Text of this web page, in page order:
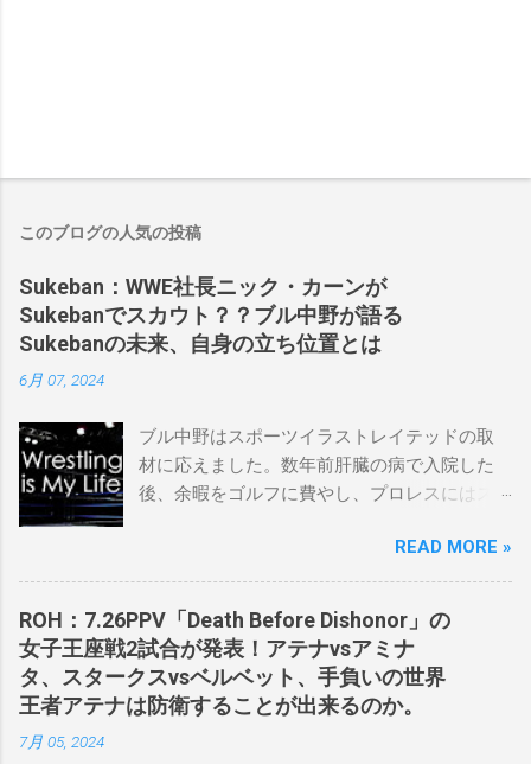
このブログの人気の投稿
Sukeban：WWE社長ニック・カーンが
Sukebanでスカウト？？ブル中野が語る
Sukebanの未来、自身の立ち位置とは
6月 07, 2024
ブル中野はスポーツイラストレイテッドの取
材に応えました。数年前肝臓の病で入院した
後、余暇をゴルフに費やし、プロレスにはス
ました。なお、新しいプロモーションは無限
の可能性に満ちており、先日WWEのニック・
カーン社長にスカウトされました。 「私は
2023年にスケバンのコミッショナーに任命さ
れました。スケバンの醍醐味は、日本独自の
文化の過去、現在、未来をリング上で見るこ
とができることです。何十年も前のスケバン
READ MORE »
ROH：7.26PPV「Death Before Dishonor」の
女子王座戦2試合が発表！アテナvsアミナ
タ、スタークスvsベルベット、手負いの世界
王者アテナは防衛することが出来るのか。
7月 05, 2024